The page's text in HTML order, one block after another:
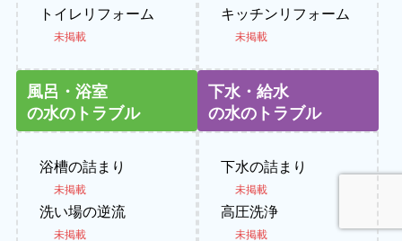
トイレリフォーム
未掲載
キッチンリフォーム
未掲載
風呂・浴室
の水のトラブル
浴槽の詰まり
未掲載
洗い場の逆流
未掲載
下水・給水
の水のトラブル
下水の詰まり
未掲載
高圧洗浄
未掲載